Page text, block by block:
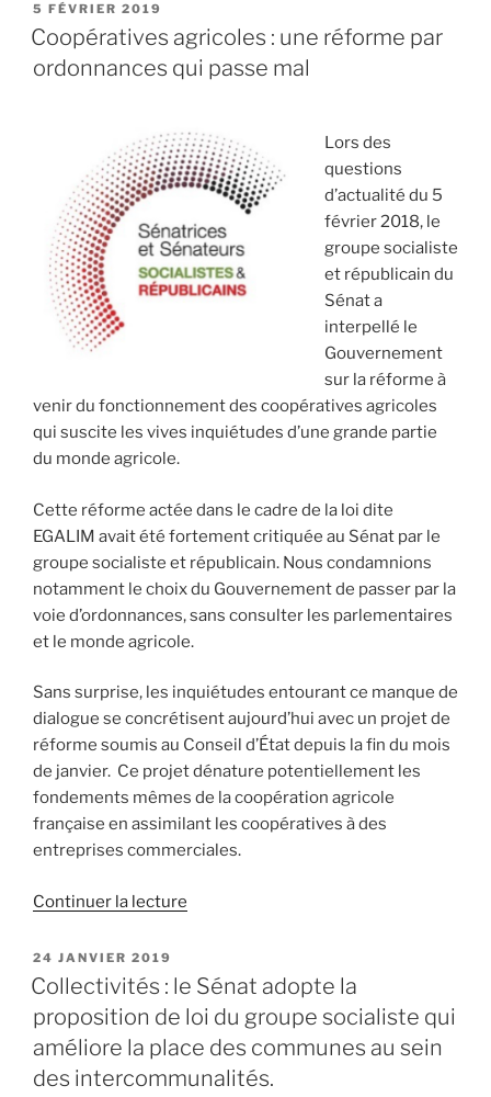
socialistes
ont
voté
le
projet
de
PACTE »
PUBLIÉ
LE
5 FÉVRIER 2019
Coopératives agricoles : une réforme par
ordonnances qui passe mal
Lors des
questions
d’actualité du 5
février 2018, le
groupe socialiste
et républicain du
Sénat a
interpellé le
Gouvernement
sur la réforme à
venir du fonctionnement des coopératives agricoles
qui suscite les vives inquiétudes d’une grande partie
du monde agricole.
Cette réforme actée dans le cadre de la loi dite
EGALIM avait été fortement critiquée au Sénat par le
groupe socialiste et républicain. Nous condamnions
notamment le choix du Gouvernement de passer par la
voie d’ordonnances, sans consulter les parlementaires
et le monde agricole.
Sans surprise, les inquiétudes entourant ce manque de
dialogue se concrétisent aujourd’hui avec un projet de
réforme soumis au Conseil d’État depuis la fin du mois
de janvier. Ce projet dénature potentiellement les
fondements mêmes de la coopération agricole
française en assimilant les coopératives à des
entreprises commerciales.
Continuer la lecture
:
une
réforme
par
ordonnances
PUBLIÉ
LE
24 JANVIER 2019
Collectivités : le Sénat adopte la
proposition de loi du groupe socialiste qui
améliore la place des communes au sein
des intercommunalités.